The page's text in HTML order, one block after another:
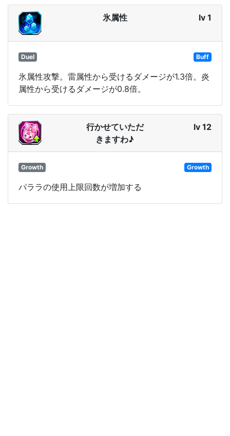
氷属性 lv 1
Duel Buff
氷属性攻撃。雷属性から受けるダメージが1.3倍。炎
属性から受けるダメージが0.8倍。
行かせていただ
きますわ♪
lv 12
Growth Growth
パララの使用上限回数が増加する